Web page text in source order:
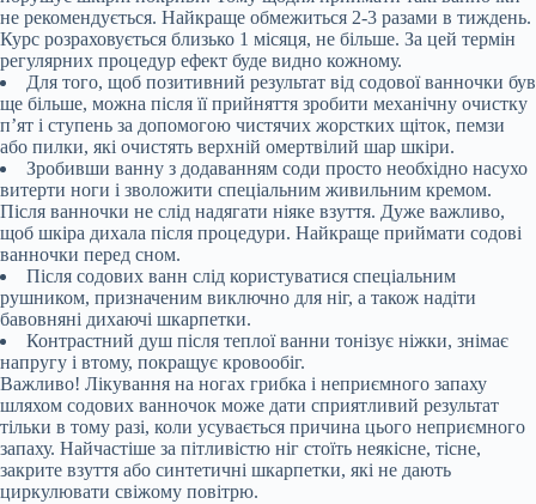
не рекомендується. Найкраще обмежиться 2-3 разами в тиждень.
Курс розраховується близько 1 місяця, не більше. За цей термін
регулярних процедур ефект буде видно кожному.
Для того, щоб позитивний результат від содової ванночки був
ще більше, можна після її прийняття зробити механічну очистку
п’ят і ступень за допомогою чистячих жорстких щіток, пемзи
або пилки, які очистять верхній омертвілий шар шкіри.
Зробивши ванну з додаванням соди просто необхідно насухо
витерти ноги і зволожити спеціальним живильним кремом.
Після ванночки не слід надягати ніяке взуття. Дуже важливо,
щоб шкіра дихала після процедури. Найкраще приймати содові
ванночки перед сном.
Після содових ванн слід користуватися спеціальним
рушником, призначеним виключно для ніг, а також надіти
бавовняні дихаючі шкарпетки.
Контрастний душ після теплої ванни тонізує ніжки, знімає
напругу і втому, покращує кровообіг.
Важливо! Лікування на ногах грибка і неприємного запаху
шляхом содових ванночок може дати сприятливий результат
тільки в тому разі, коли усувається причина цього неприємного
запаху. Найчастіше за пітливістю ніг стоїть неякісне, тісне,
закрите взуття або синтетичні шкарпетки, які не дають
циркулювати свіжому повітрю.